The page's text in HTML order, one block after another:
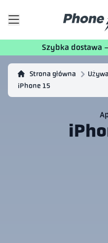
Szybka dostawa
Strona główna
iPhone 15